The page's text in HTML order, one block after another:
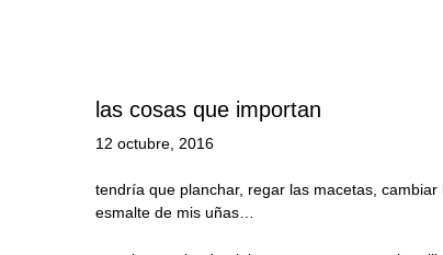
las cosas que importan
12 octubre, 2016
tendría que planchar, regar las macetas,
esmalte de mis uñas…